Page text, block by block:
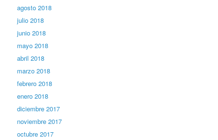
agosto 2018
julio 2018
junio 2018
mayo 2018
abril 2018
marzo 2018
febrero 2018
enero 2018
diciembre 2017
noviembre 2017
octubre 2017